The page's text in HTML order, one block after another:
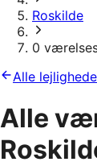
Roskilde
0
Alle
Alle